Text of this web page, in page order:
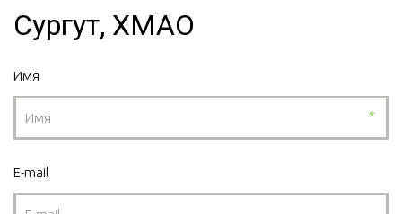
Сургут, ХМАО
Имя
*
E-mail